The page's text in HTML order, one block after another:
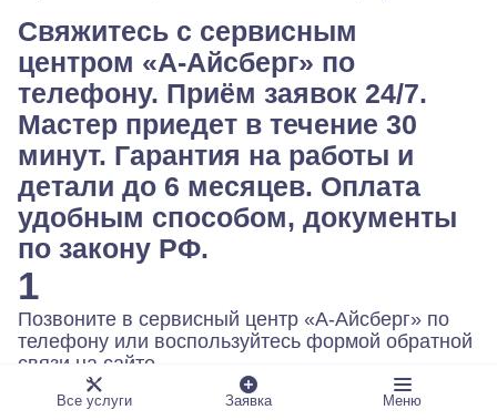
Свяжитесь с сервисным
центром «А-Айсберг» по
телефону. Приём заявок 24/7.
Мастер приедет в течение 30
минут. Гарантия на работы и
детали до 6 месяцев. Оплата
удобным способом, документы
по закону РФ.
1
Позвоните в сервисный центр «А-Айсберг» по
телефону или воспользуйтесь формой обратной
связи на сайте.
Все услуги Заявка Меню